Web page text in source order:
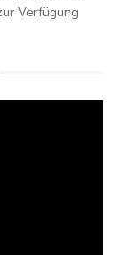
Verfügung